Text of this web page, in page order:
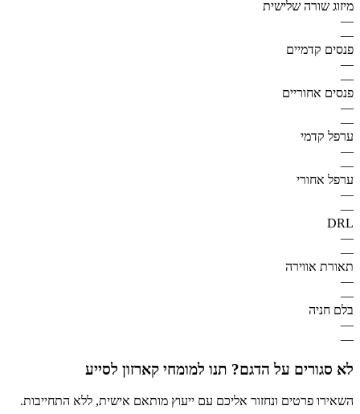
מיזוג שורה שלישית
—
—
פנסים קדמיים
—
—
פנסים אחוריים
—
—
ערפל קדמי
—
—
ערפל אחורי
—
—
DRL
—
—
תאורת אווירה
—
—
בלם חניה
—
—
לא סגורים על הדגם? תנו למומחי קארזון לסייע
השאירו פרטים ונחזור אליכם עם ייעוץ מותאם אישית, ללא התחייבות.